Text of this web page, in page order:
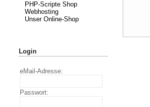
PHP-Scripte Shop
Webhosting
Unser Online-Shop
Login
eMail-Adresse:
Passwort: